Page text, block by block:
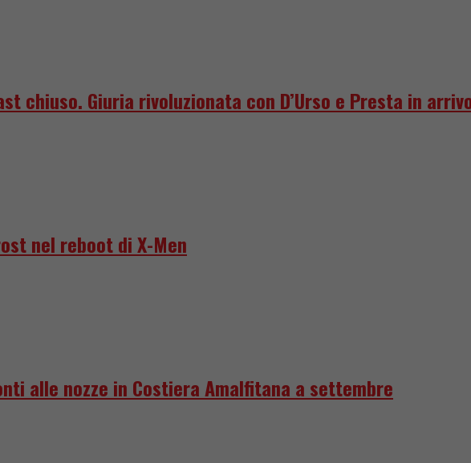
chiuso. Giuria rivoluzionata con D’Urso e Presta in
nel reboot di X-Men
alle nozze in Costiera Amalfitana a settembre